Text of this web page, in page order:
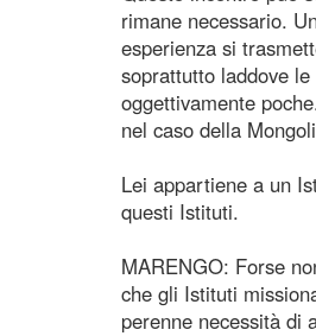
rimane necessario.
esperienza si
soprattutto laddove
oggettivamente
nel caso della
Lei appartiene a un
questi Istituti.
MARENGO: Forse
che gli Istituti
perenne necessità di